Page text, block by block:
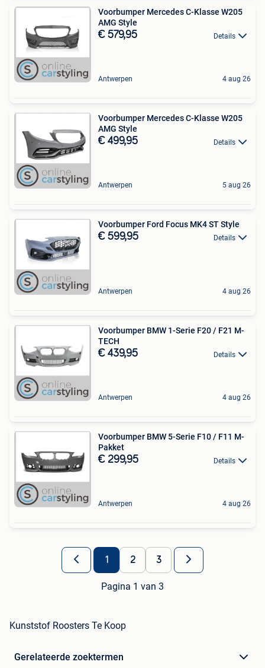
Voorbumper Mercedes C-Klasse W205
AMG Style
€ 579,95 Details
Antwerpen 4 aug 26
Voorbumper Mercedes C-Klasse W205
AMG Style
€ 499,95 Details
Antwerpen 5 aug 26
Voorbumper Ford Focus MK4 ST Style
€ 599,95 Details
Antwerpen 4 aug 26
Voorbumper BMW 1-Serie F20 / F21 M-
TECH
€ 439,95 Details
Antwerpen 4 aug 26
Voorbumper BMW 5-Serie F10 / F11 M-
Pakket
€ 299,95 Details
Antwerpen 4 aug 26
1 2 3
Pagina 1 van 3
Kunststof Roosters Te Koop
Gerelateerde zoektermen